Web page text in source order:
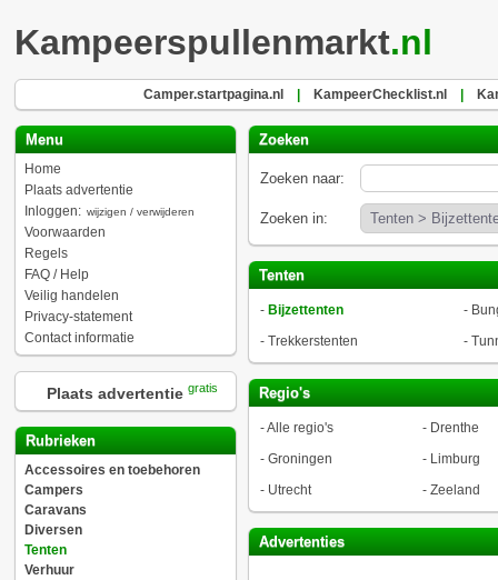
Kampeerspullenmarkt.nl
Camper.startpagina.nl KampeerChecklist.nl
Menu
Home
Plaats advertentie
Inloggen: wijzigen / verwijderen
Voorwaarden
Regels
FAQ / Help
Veilig handelen
Privacy-statement
Contact informatie
Plaats advertentie gratis
Rubrieken
Accessoires en toebehoren
Campers
Caravans
Diversen
Tenten
Verhuur
Zoeken
Zoeken naar:
Zoeken in:
Tenten
- Bijzettenten -
- Trekkerstenten -
Regio's
-Alle regio's - Drenthe
- Groningen - Limburg
- Utrecht - Zeeland
Advertenties